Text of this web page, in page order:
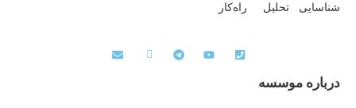
شناسایی تحلیل راه‌کار
درباره موسسه